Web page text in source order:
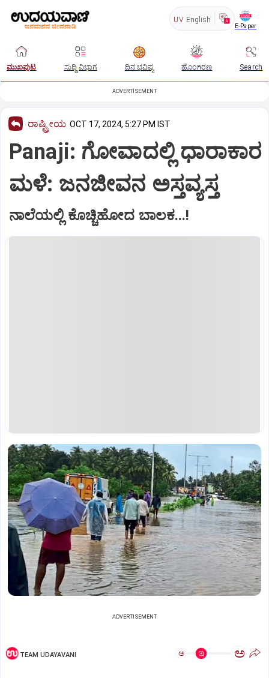
UV English
E-Paper
ಮುಖಪುಟ ಸುದ್ದಿ ವಿಭಾಗ ದಿನ ಭವಿಷ್ಯ ಹೊಂಗಿರಣ Search
ADVERTISEMENT
ರಾಷ್ಟ್ರೀಯ OCT 17, 2024, 5:27 PM IST
Panaji: ಗೋವಾದಲ್ಲಿ ಧಾರಾಕಾರ
ಮಳೆ: ಜನಜೀವನ ಅಸ್ತವ್ಯಸ್ತ
ನಾಲೆಯಲ್ಲಿ ಕೊಚ್ಚಿಹೋದ ಬಾಲಕ...!
ADVERTISEMENT
TEAM UDAYAVANI ಅ ಅ